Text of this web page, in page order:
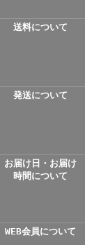
送料について
発送について
お届け日・お届け
時間について
WEB会員について